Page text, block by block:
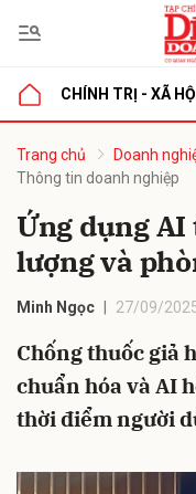
CHÍNH TRỊ - XÃ HỘI
Trang chủ
Doanh
Thông tin doanh nghiệp
Ứng dụng
lượng và
Minh Ngọc 27/09/
Chống thuốc giả
chuẩn hóa và AI
thời điểm người
luận